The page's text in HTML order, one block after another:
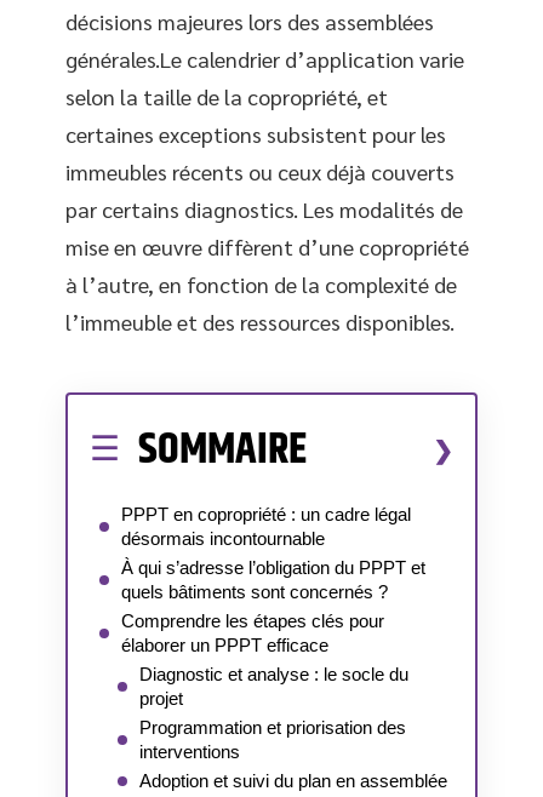
décisions majeures lors des assemblées
générales.Le calendrier d’application varie
selon la taille de la copropriété, et
certaines exceptions subsistent pour les
immeubles récents ou ceux déjà couverts
par certains diagnostics. Les modalités de
mise en œuvre diffèrent d’une copropriété
à l’autre, en fonction de la complexité de
l’immeuble et des ressources disponibles.
SOMMAIRE
PPPT en copropriété : un cadre légal
désormais incontournable
À qui s’adresse l’obligation du PPPT et
quels bâtiments sont concernés ?
Comprendre les étapes clés pour
élaborer un PPPT efficace
Diagnostic et analyse : le socle du
projet
Programmation et priorisation des
interventions
Adoption et suivi du plan en assemblée